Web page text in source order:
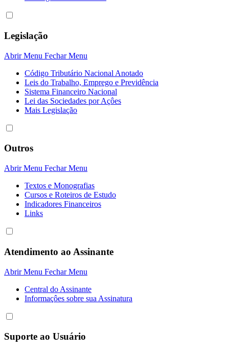
Legislação
Abrir Menu Fechar Menu
Código Tributário Nacional Anotado
Leis do Trabalho, Emprego e Previdência
Sistema Financeiro Nacional
Lei das Sociedades por Açôes
Mais Legislação
Outros
Abrir Menu Fechar Menu
Textos e Monografias
Cursos e Roteiros de Estudo
Indicadores Financeiros
Links
Atendimento ao Assinante
Abrir Menu Fechar Menu
Central do Assinante
Informaçôes sobre sua Assinatura
Suporte ao Usuário